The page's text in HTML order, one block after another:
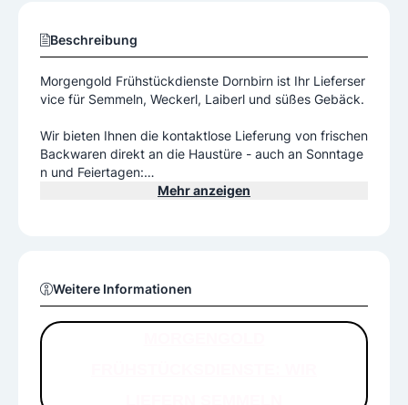
Beschreibung
Morgengold Frühstückdienste Dornbirn ist Ihr Lieferser
vice für Semmeln, Weckerl, Laiberl und süßes Gebäck.
Wir bieten Ihnen die kontaktlose Lieferung von frischen
Backwaren direkt an die Haustüre - auch an Sonntage
n und Feiertagen:
ob in Haushalte von Familien, Alleinstehenden, Seniore
Morgengold bringts: Freu dich drauf!
Woche für Woche liefert Morgengold auf diese Weise ü
ber eine Million Semmeln, Croissants, Brote und andere
Backwaren an über 150.000 Haushalte aus. Eine wese
Mehr anzeigen
Weitere Informationen